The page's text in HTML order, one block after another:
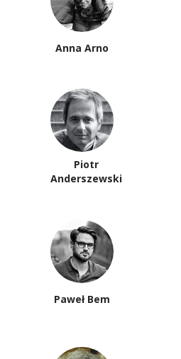
Anna Arno
Piotr
Anderszewski
Paweł Bem